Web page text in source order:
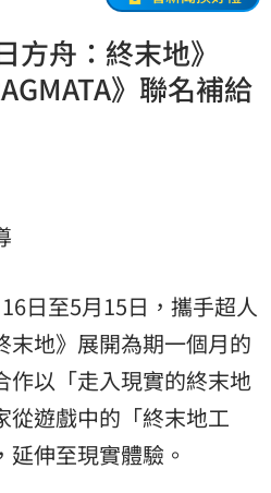
方舟：終末地》
》聯名補給
日至5月15日，攜手超人
末地》展開為期一個月的
作以「走入現實的終末地
從遊戲中的「終末地工
伸至現實體驗。